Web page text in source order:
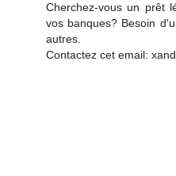
Cherchez-vous un prêt
vos banques? Besoin
autres.
Contactez cet email: